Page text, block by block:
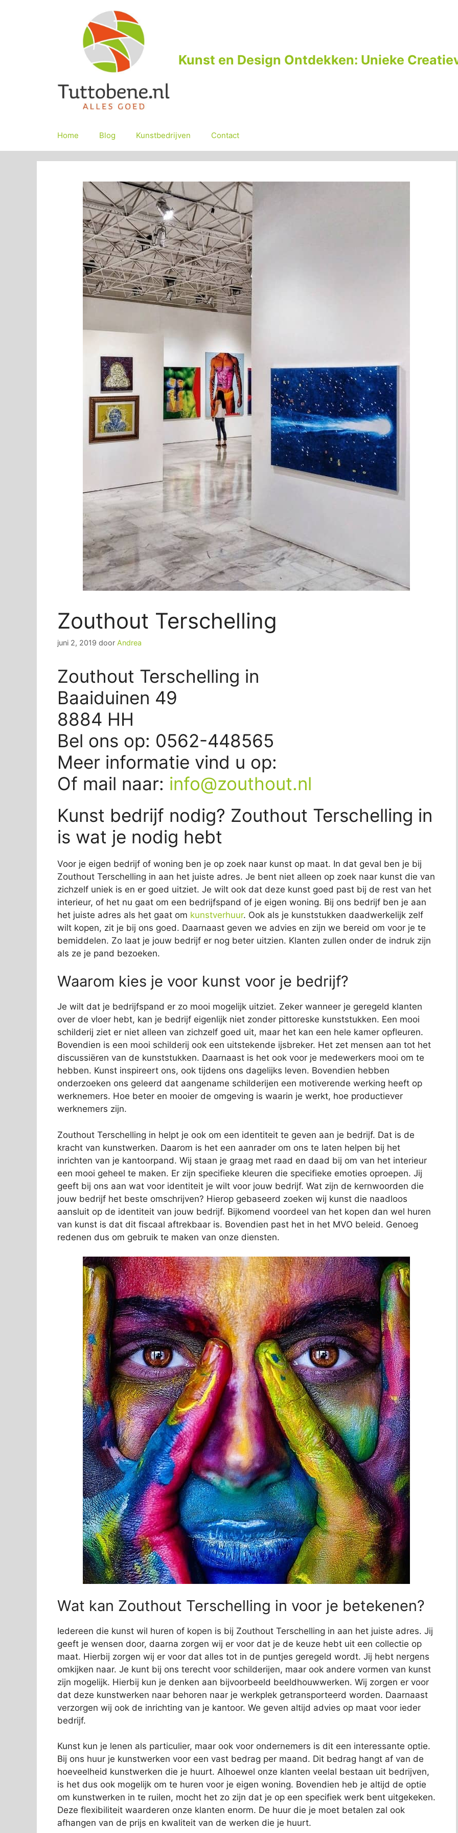
Kunst en Design Ontdekken: Unieke
Home Blog Kunstbedrijven Contact
Zouthout Terschelling
juni 2, 2019 door Andrea
Zouthout Terschelling in
Baaiduinen 49
8884 HH
Bel ons op: 0562-448565
Meer informatie vind u op:
Of mail naar: info@zouthout.nl
Kunst bedrijf nodig? Zouthout Terschelling in
is wat je nodig hebt
Voor je eigen bedrijf of woning ben je op zoek naar kunst op maat. In dat geval ben je bij
Zouthout Terschelling in aan het juiste adres. Je bent niet alleen op zoek naar kunst die van
zichzelf uniek is en er goed uitziet. Je wilt ook dat deze kunst goed past bij de rest van het
interieur, of het nu gaat om een bedrijfspand of je eigen woning. Bij ons bedrijf ben je aan
het juiste adres als het gaat om kunstverhuur. Ook als je kunststukken daadwerkelijk zelf
wilt kopen, zit je bij ons goed. Daarnaast geven we advies en zijn we bereid om voor je te
bemiddelen. Zo laat je jouw bedrijf er nog beter uitzien. Klanten zullen onder de indruk zijn
als ze je pand bezoeken.
Waarom kies je voor kunst voor je bedrijf?
Je wilt dat je bedrijfspand er zo mooi mogelijk uitziet. Zeker wanneer je geregeld klanten
over de vloer hebt, kan je bedrijf eigenlijk niet zonder pittoreske kunststukken. Een mooi
schilderij ziet er niet alleen van zichzelf goed uit, maar het kan een hele kamer opfleuren.
Bovendien is een mooi schilderij ook een uitstekende ijsbreker. Het zet mensen aan tot het
discussiëren van de kunststukken. Daarnaast is het ook voor je medewerkers mooi om te
hebben. Kunst inspireert ons, ook tijdens ons dagelijks leven. Bovendien hebben
onderzoeken ons geleerd dat aangename schilderijen een motiverende werking heeft op
werknemers. Hoe beter en mooier de omgeving is waarin je werkt, hoe productiever
werknemers zijn.
Zouthout Terschelling in helpt je ook om een identiteit te geven aan je bedrijf. Dat is de
kracht van kunstwerken. Daarom is het een aanrader om ons te laten helpen bij het
inrichten van je kantoorpand. Wij staan je graag met raad en daad bij om van het interieur
een mooi geheel te maken. Er zijn specifieke kleuren die specifieke emoties oproepen. Jij
geeft bij ons aan wat voor identiteit je wilt voor jouw bedrijf. Wat zijn de kernwoorden die
jouw bedrijf het beste omschrijven? Hierop gebaseerd zoeken wij kunst die naadloos
aansluit op de identiteit van jouw bedrijf. Bijkomend voordeel van het kopen dan wel huren
van kunst is dat dit fiscaal aftrekbaar is. Bovendien past het in het MVO beleid. Genoeg
redenen dus om gebruik te maken van onze diensten.
Wat kan Zouthout Terschelling in voor je betekenen?
Iedereen die kunst wil huren of kopen is bij Zouthout Terschelling in aan het juiste adres. Jij
geeft je wensen door, daarna zorgen wij er voor dat je de keuze hebt uit een collectie op
maat. Hierbij zorgen wij er voor dat alles tot in de puntjes geregeld wordt. Jij hebt nergens
omkijken naar. Je kunt bij ons terecht voor schilderijen, maar ook andere vormen van kunst
zijn mogelijk. Hierbij kun je denken aan bijvoorbeeld beeldhouwwerken. Wij zorgen er voor
dat deze kunstwerken naar behoren naar je werkplek getransporteerd worden. Daarnaast
verzorgen wij ook de inrichting van je kantoor. We geven altijd advies op maat voor ieder
bedrijf.
Kunst kun je lenen als particulier, maar ook voor ondernemers is dit een interessante optie.
Bij ons huur je kunstwerken voor een vast bedrag per maand. Dit bedrag hangt af van de
hoeveelheid kunstwerken die je huurt. Alhoewel onze klanten veelal bestaan uit bedrijven,
is het dus ook mogelijk om te huren voor je eigen woning. Bovendien heb je altijd de optie
om kunstwerken in te ruilen, mocht het zo zijn dat je op een specifiek werk bent uitgekeken.
Deze flexibiliteit waarderen onze klanten enorm. De huur die je moet betalen zal ook
afhangen van de prijs en kwaliteit van de werken die je huurt.